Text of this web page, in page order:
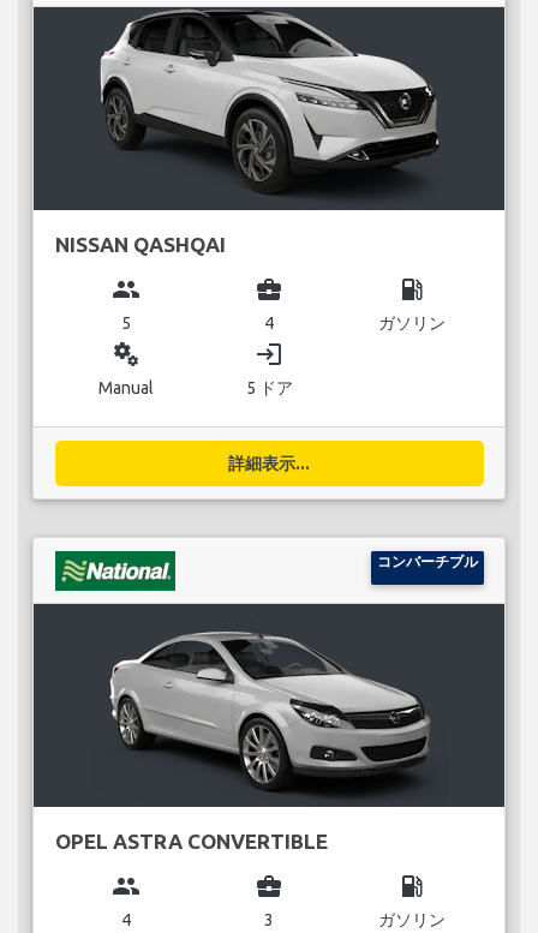
NISSAN QASHQAI
group
5
business_center
4
local_gas_station
ガソリン
miscellaneous_services
Manual
login
5 ドア
詳細表示...
コンバーチブル
OPEL ASTRA CONVERTIBLE
group
4
business_center
3
local_gas_station
ガソリン